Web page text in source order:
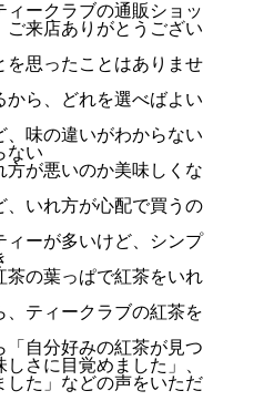
ークラブの通販ショッ
ご来店ありがとうござい
を思ったことはありませ
ら、どれを選べばよい
、味の違いがわからない
ない
が悪いのか美味しくな
、いれ方が心配で買うの
ィーが多いけど、シンプ
茶の葉っぱで紅茶をいれ
ティークラブの紅茶を
「自分好みの紅茶が見つ
さに目覚めました」、
した」などの声をいただ